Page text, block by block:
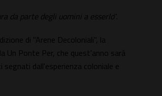
da parte degli uomini a esserlo".
di "Arene Decoloniali", la
Un Ponte Per, che quest'anno sarà
dall'esperienza coloniale e